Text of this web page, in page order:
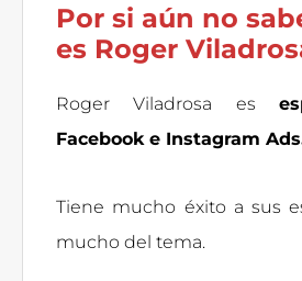
Por si aún no
es Roger
Roger Viladrosa es
Facebook e Instagram
Tiene mucho éxito a sus
mucho del tema.